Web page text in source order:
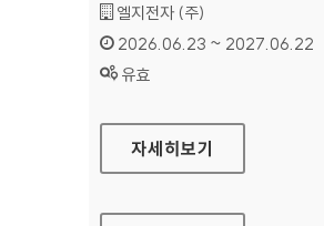
기관명 :
엘지전자 (주)
인증기간 :
2026.06.23 ~ 2027.06.22
상태 :
유효
LG CONTENT STORE
자세히보기